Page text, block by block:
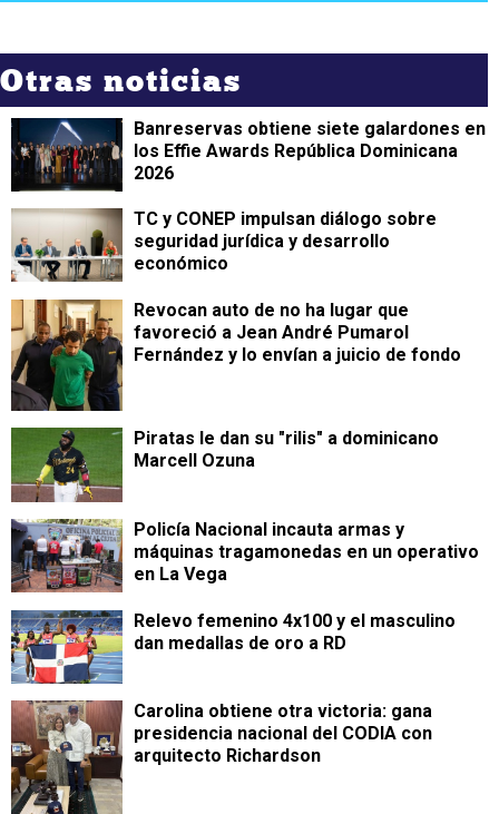
Otras noticias
Banreservas obtiene siete galardones en
los Effie Awards República Dominicana
2026
TC y CONEP impulsan diálogo sobre
seguridad jurídica y desarrollo
económico
Revocan auto de no ha lugar que
favoreció a Jean André Pumarol
Fernández y lo envían a juicio de fondo
Piratas le dan su "rilis" a dominicano
Marcell Ozuna
Policía Nacional incauta armas y
máquinas tragamonedas en un operativo
en La Vega
Relevo femenino 4x100 y el masculino
dan medallas de oro a RD
Carolina obtiene otra victoria: gana
presidencia nacional del CODIA con
arquitecto Richardson